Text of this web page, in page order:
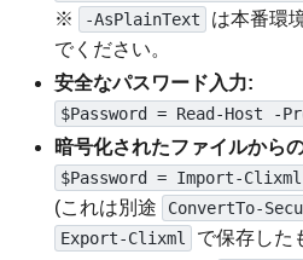
※ -AsPlainText
は本番環
でください。
安全なパスワード入力:
$Password = Read-Host -
暗号化されたファイルから
$Password = Import-
(これは別途 ConvertTo-
Export-Clixml
で保存した